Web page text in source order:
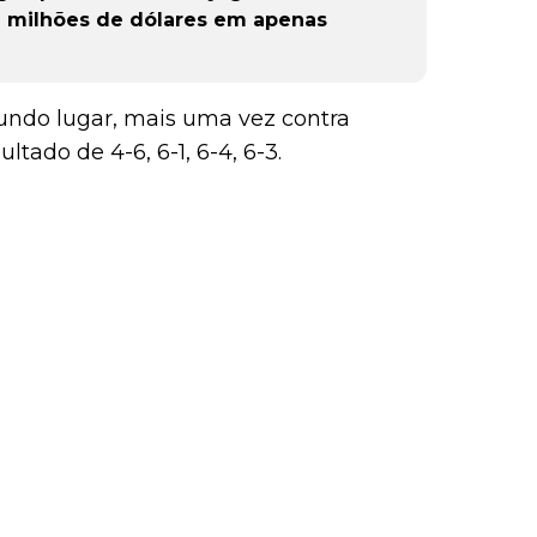
de dólares em apenas
lugar, mais uma vez contra
de 4-6, 6-1, 6-4, 6-3.